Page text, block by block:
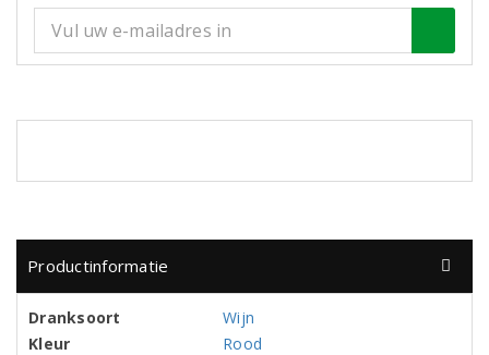
Productinformatie
Dranksoort
Wijn
Kleur
Rood